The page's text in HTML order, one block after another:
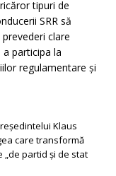
tipuri de
SRR să
clare
participa la
regulamentare și
Klaus
care transformă
partid şi de stat